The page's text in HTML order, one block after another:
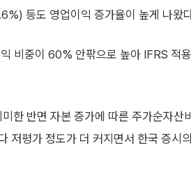
등도 영업이익 증가율이 높게 나왔
비중이 60% 안팎으로 높아 IFRS 적용
한 반면 자본 증가에 따른 주가순자산
저평가 정도가 더 커지면서 한국 증시